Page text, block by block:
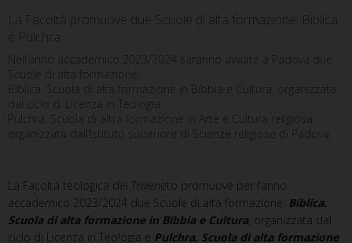
La Facoltà promuove due Scuole di alta formazione: Biblica
e Pulchra
Nell’anno accademico 2023/2024 saranno avviate a Padova due
Scuole di alta formazione:
Biblica. Scuola di alta formazione in Bibbia e Cultura, organizzata
dal ciclo di Licenza in Teologia
Pulchra. Scuola di altra formazione in Arte e Cultura religiosa,
organizzata dall’Istituto superiore di Scienze religiose di Padova.
La Facoltà teologica del Triveneto promuove per l’anno
accademico 2023/2024 due Scuole di alta formazione: Biblica.
Scuola di alta formazione in Bibbia e Cultura, organizzata dal
ciclo di Licenza in Teologia e Pulchra. Scuola di alta formazione